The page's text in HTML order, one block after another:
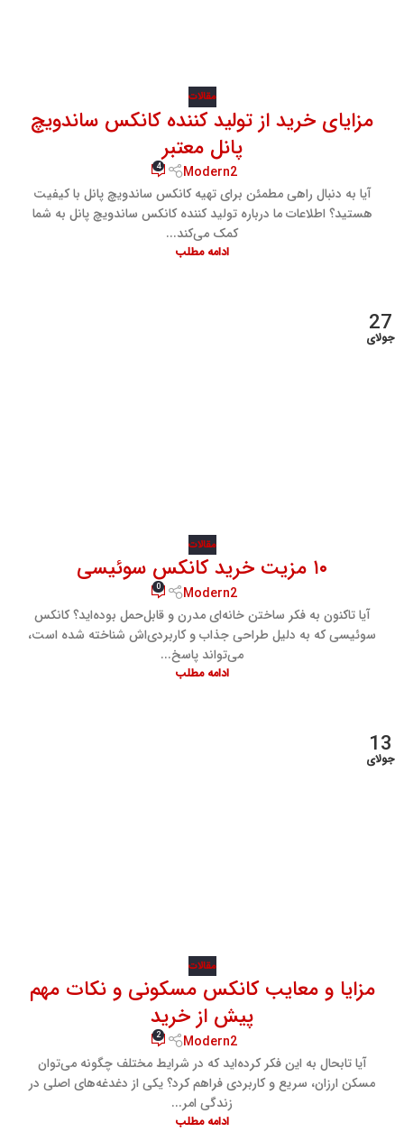
مقالات
مزایای خرید از تولید کننده کانکس ساندویچ
پانل معتبر
Modern2
4
آیا به دنبال راهی مطمئن برای تهیه کانکس ساندویچ پانل با کیفیت
هستید؟ اطلاعات ما درباره تولید کننده کانکس ساندویچ پانل به شما
کمک می‌کند...
ادامه مطلب
27
جولای
مقالات
۱۰ مزیت خرید کانکس سوئیسی
Modern2
0
آیا تاکنون به فکر ساختن خانه‌ای مدرن و قابل‌حمل بوده‌اید؟ کانکس
سوئیسی که به دلیل طراحی جذاب و کاربردی‌اش شناخته شده است،
می‌تواند پاسخ...
ادامه مطلب
13
جولای
مقالات
مزایا و معایب کانکس مسکونی و نکات مهم
پیش از خرید
Modern2
2
آیا تابحال به این فکر کرده‌اید که در شرایط مختلف چگونه می‌توان
مسکن ارزان، سریع و کاربردی فراهم کرد؟ یکی از دغدغه‌های اصلی در
زندگی امر...
ادامه مطلب